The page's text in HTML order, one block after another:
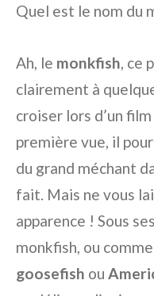
Quel est le nom du
Ah, le monkfish , ce
clairement à
croiser lors d’un
première vue, il
du grand méchant
fait. Mais ne vous
apparence ! Sous
monkfish, ou
goosefish ou